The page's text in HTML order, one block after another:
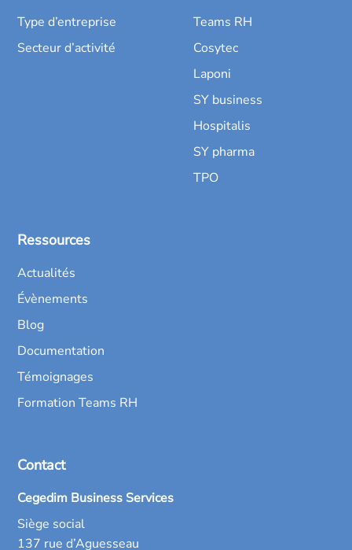
Type d’entreprise
Secteur d’activité
Teams RH
Cosytec
Laponi
SY business
Hospitalis
SY pharma
TPO
Ressources
Actualités
Évènements
Blog
Documentation
Témoignages
Formation Teams RH
Contact
Cegedim Business Services
Siège social
137 rue d’Aguesseau